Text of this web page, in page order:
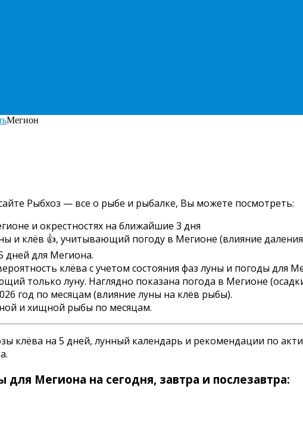
Мегион
Рыбхоз — все о рыбе и рыбалке, Вы можете посмотреть:
и окрестностях на ближайшие 3 дня
и клёв 👍, учитывающий погоду в Мегионе (влияние
дней для Мегиона.
клёва с учетом состояния фаз луны и погоды для
только луну. Наглядно показана погода в Мегионе
год по месяцам (влияние луны на клёв рыбы).
и хищной рыбы по месяцам.
клёва на 5 дней, лунный календарь и рекомендации по
Мегиона на сегодня, завтра и послезавтра: